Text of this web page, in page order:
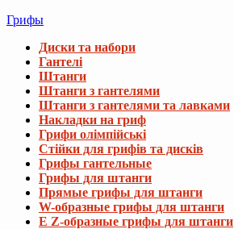
Грифы
Диски та набори
Гантелі
Штанги
Штанги з гантелями
Штанги з гантелями та лавками
Накладки на гриф
Грифи олімпійські
Стійки для грифів та дисків
Грифы гантельные
Грифы для штанги
Прямые грифы для штанги
W-образные грифы для штанги
E Z-образные грифы для штанги